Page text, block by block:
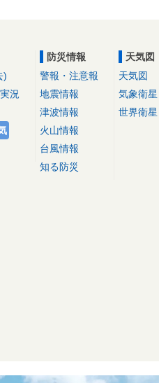
)
況
防災情報
警報・注意報
地震情報
津波情報
火山情報
台風情報
知る防災
天気図
天気図
気象衛星
世界衛星